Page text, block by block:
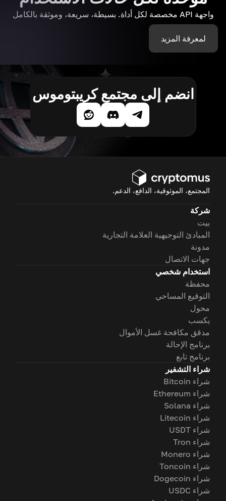
واجهة API مخصصة لكل أداة. بسيطة، سريعة، وموثقة بالكامل
لمعرفة المزيد
انضم إلى مجتمع كريبتوموس
المجتمع، الموثوقية، الدافع، الدعم.
شركة
بيت
المبادئ التوجيهية العلامة التجارية
مدونة
جهات الاتصال
استخدام شخصي
محفظة
التوقيع المساحي
محول
يكسب
مدقق مكافحة غسل الأموال
برنامج الإحالة
برنامج تابع
شراء التشفير
شراء Bitcoin
شراء Ethereum
شراء Solana
شراء Litecoin
شراء USDT
شراء Tron
شراء Monero
شراء Toncoin
شراء Dogecoin
شراء USDC